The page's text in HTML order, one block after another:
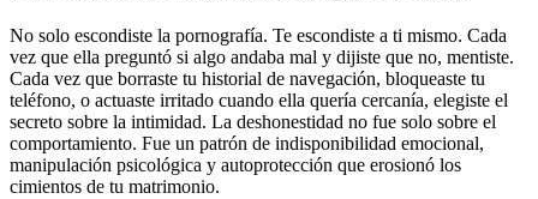
No solo escondiste la pornografía. Te escondiste a ti mismo. Cada
vez que ella preguntó si algo andaba mal y dijiste que no, mentiste.
Cada vez que borraste tu historial de navegación, bloqueaste tu
teléfono, o actuaste irritado cuando ella quería cercanía, elegiste el
secreto sobre la intimidad. La deshonestidad no fue solo sobre el
comportamiento. Fue un patrón de indisponibilidad emocional,
manipulación psicológica y autoprotección que erosionó los
cimientos de tu matrimonio.